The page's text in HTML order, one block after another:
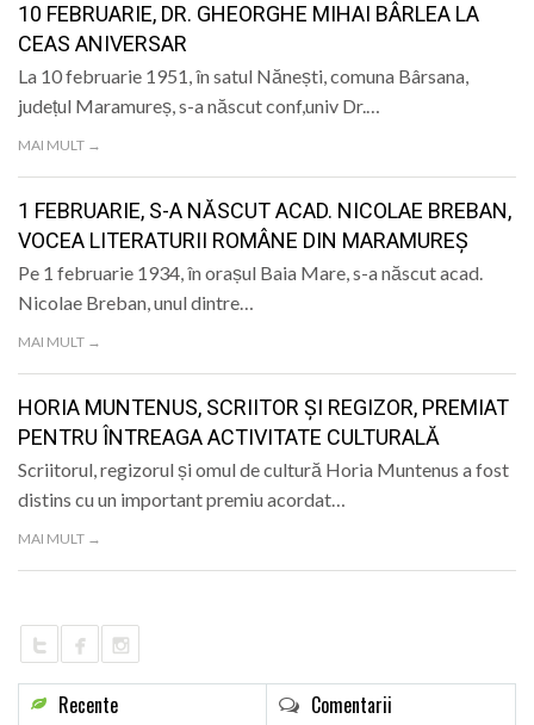
10 FEBRUARIE, DR. GHEORGHE MIHAI BÂRLEA LA
CEAS ANIVERSAR
La 10 februarie 1951, în satul Nănești, comuna Bârsana,
județul Maramureș, s-a născut conf,univ Dr.…
MAI MULT →
1 FEBRUARIE, S-A NĂSCUT ACAD. NICOLAE BREBAN,
VOCEA LITERATURII ROMÂNE DIN MARAMUREȘ
Pe 1 februarie 1934, în orașul Baia Mare, s-a născut acad.
Nicolae Breban, unul dintre…
MAI MULT →
HORIA MUNTENUS, SCRIITOR ȘI REGIZOR, PREMIAT
PENTRU ÎNTREAGA ACTIVITATE CULTURALĂ
Scriitorul, regizorul și omul de cultură Horia Muntenus a fost
distins cu un important premiu acordat…
MAI MULT →
Recente Comentarii